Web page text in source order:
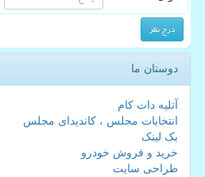
دوستان ما
آتلیه دات کام
انتخابات مجلس ، کاندیدای مجلس
بک لینک
خرید و فروش خودرو
طراحی سایت